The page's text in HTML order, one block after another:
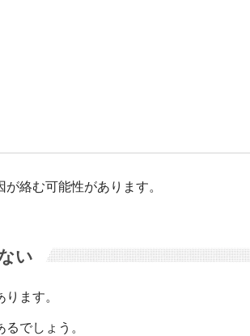
絡む可能性があります。
い
ます。
でしょう。